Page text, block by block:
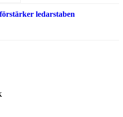
ledarstaben